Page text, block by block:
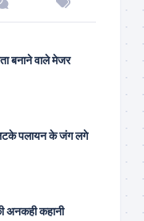
बनाने वाले मेजर
पलायन के जंग लगे
अनकही कहानी